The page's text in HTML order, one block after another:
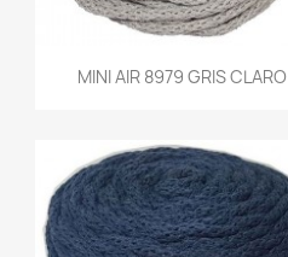
MINI AIR 8979 GRIS CLARO
Vista rápida